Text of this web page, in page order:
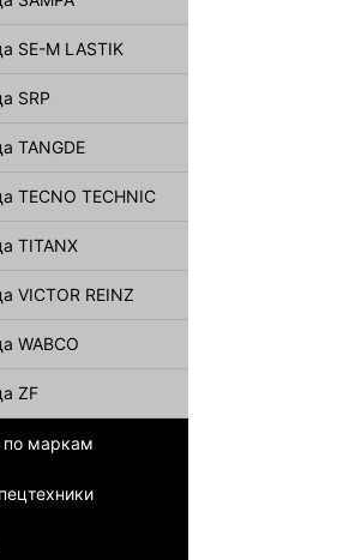
SE-M LASTIK
SRP
TANGDE
TECNO TECHNIC
TITANX
VICTOR REINZ
WABCO
ZF
по маркам